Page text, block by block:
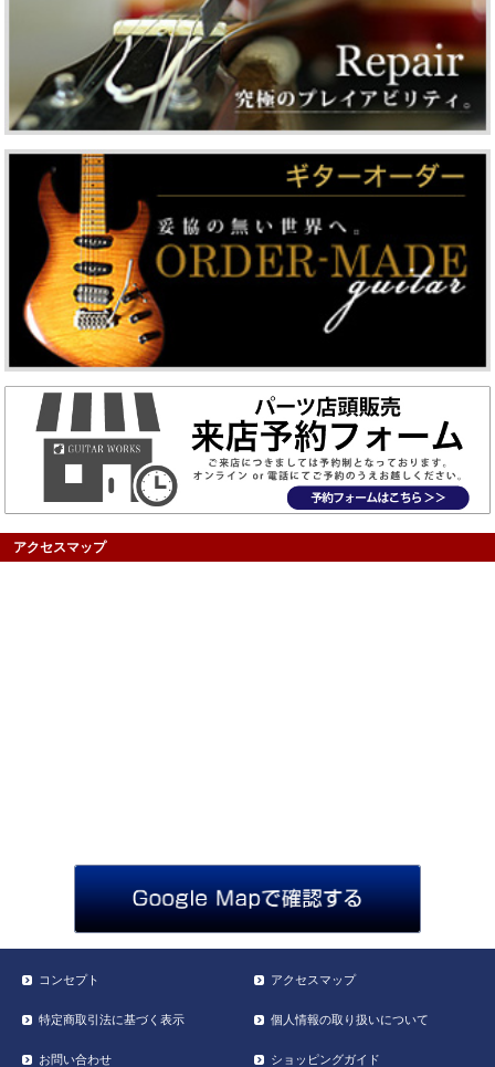
アクセスマップ
コンセプト アクセスマップ
特定商取引法に基づく表示 個人情報の取り扱いについて
お問い合わせ ショッピングガイド